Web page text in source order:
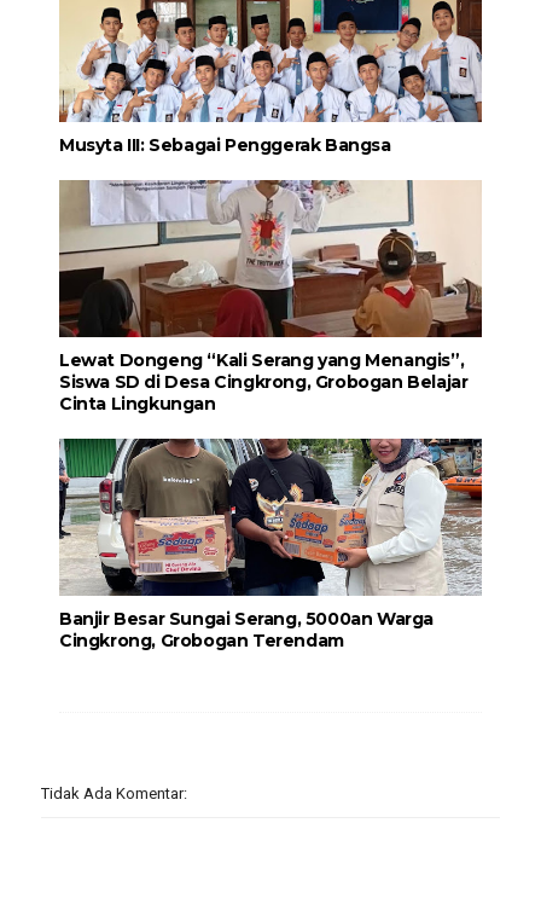
Musyta III: Sebagai Penggerak Bangsa
Lewat Dongeng “Kali Serang yang Menangis”,
Siswa SD di Desa Cingkrong, Grobogan Belajar
Cinta Lingkungan
Banjir Besar Sungai Serang, 5000an Warga
Cingkrong, Grobogan Terendam
Tidak Ada Komentar: